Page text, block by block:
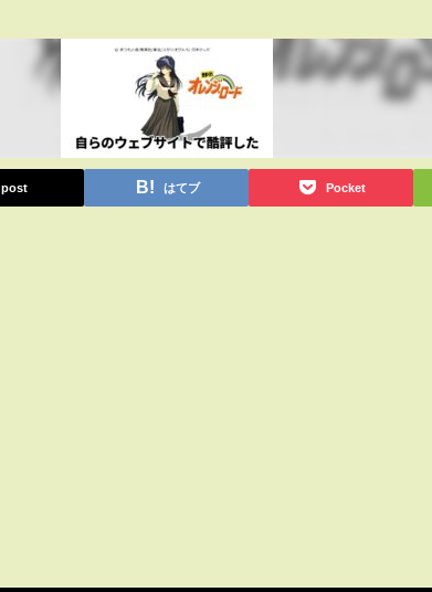
post はてブ Pocket